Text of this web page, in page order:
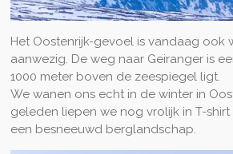
Het Oostenrijk-gevoel is vandaag ook
aanwezig. De weg naar Geiranger is
1000 meter boven de zeespiegel ligt.
We wanen ons echt in de winter in
geleden liepen we nog vrolijk in T-
een besneeuwd berglandschap.